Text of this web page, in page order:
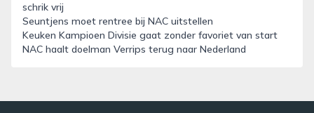
schrik vrij
Seuntjens moet rentree bij NAC uitstellen
Keuken Kampioen Divisie gaat zonder favoriet van start
NAC haalt doelman Verrips terug naar Nederland